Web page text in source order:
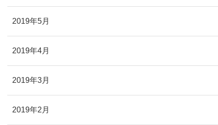
2019年5月
2019年4月
2019年3月
2019年2月